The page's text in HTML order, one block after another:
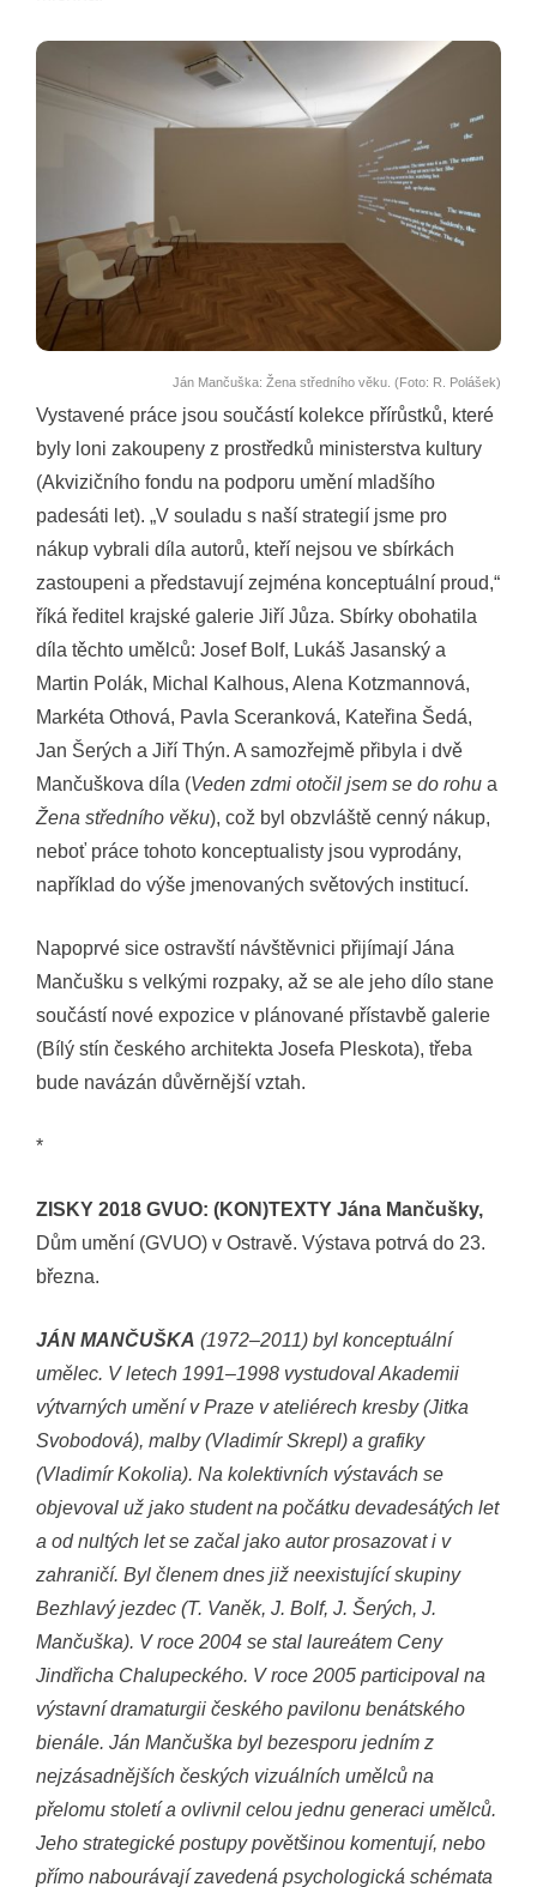
Ján Mančuška: Žena středního věku. (Foto: R. Polášek)
Vystavené práce jsou součástí kolekce přírůstků, které
byly loni zakoupeny z prostředků ministerstva kultury
(Akvizičního fondu na podporu umění mladšího
padesáti let). „V souladu s naší strategií jsme pro
nákup vybrali díla autorů, kteří nejsou ve sbírkách
zastoupeni a představují zejména konceptuální proud,“
říká ředitel krajské galerie Jiří Jůza. Sbírky obohatila
díla těchto umělců: Josef Bolf, Lukáš Jasanský a
Martin Polák, Michal Kalhous, Alena Kotzmannová,
Markéta Othová, Pavla Sceranková, Kateřina Šedá,
Jan Šerých a Jiří Thýn. A samozřejmě přibyla i dvě
Mančuškova díla (Veden zdmi otočil jsem se do rohu a
Žena středního věku), což byl obzvláště cenný nákup,
neboť práce tohoto konceptualisty jsou vyprodány,
například do výše jmenovaných světových institucí.
Napoprvé sice ostravští návštěvnici přijímají Jána
Mančušku s velkými rozpaky, až se ale jeho dílo stane
součástí nové expozice v plánované přístavbě galerie
(Bílý stín českého architekta Josefa Pleskota), třeba
bude navázán důvěrnější vztah.
*
ZISKY 2018 GVUO: (KON)TEXTY Jána Mančušky,
Dům umění (GVUO) v Ostravě. Výstava potrvá do 23.
března.
JÁN MANČUŠKA (1972–2011) byl konceptuální
umělec. V letech 1991–1998 vystudoval Akademii
výtvarných umění v Praze v ateliérech kresby (Jitka
Svobodová), malby (Vladimír Skrepl) a grafiky
(Vladimír Kokolia). Na kolektivních výstavách se
objevoval už jako student na počátku devadesátých let
a od nultých let se začal jako autor prosazovat i v
zahraničí. Byl členem dnes již neexistující skupiny
Bezhlavý jezdec (T. Vaněk, J. Bolf, J. Šerých, J.
Mančuška). V roce 2004 se stal laureátem Ceny
Jindřicha Chalupeckého. V roce 2005 participoval na
výstavní dramaturgii českého pavilonu benátského
bienále. Ján Mančuška byl bezesporu jedním z
nejzásadnějších českých vizuálních umělců na
přelomu století a ovlivnil celou jednu generaci umělců.
Jeho strategické postupy povětšinou komentují, nebo
přímo nabourávají zavedená psychologická schémata